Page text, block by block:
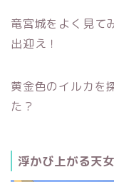
竜宮城をよく見て
出迎え！
黄金色のイルカを
た？
浮かび上がる天